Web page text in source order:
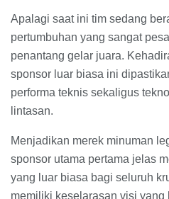
Apalagi saat ini tim sedang
pertumbuhan yang sangat
penantang gelar juara.
sponsor luar biasa ini
performa teknis sekaligus
lintasan.
Menjadikan merek minuman
sponsor utama pertama jelas
yang luar biasa bagi seluruh
memiliki keselarasan visi yang